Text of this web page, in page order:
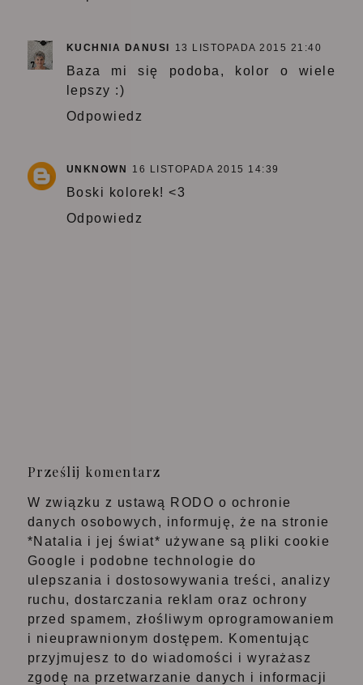
KUCHNIA DANUSI 13 LISTOPADA 2015 21:40
Baza mi się podoba, kolor o wiele
lepszy :)
Odpowiedz
UNKNOWN 16 LISTOPADA 2015 14:39
Boski kolorek! <3
Odpowiedz
Prześlij komentarz
W związku z ustawą RODO o ochronie
danych osobowych, informuję, że na stronie
*Natalia i jej świat* używane są pliki cookie
Google i podobne technologie do
ulepszania i dostosowywania treści, analizy
ruchu, dostarczania reklam oraz ochrony
przed spamem, złośliwym oprogramowaniem
i nieuprawnionym dostępem. Komentując
przyjmujesz to do wiadomości i wyrażasz
zgodę na przetwarzanie danych i informacji